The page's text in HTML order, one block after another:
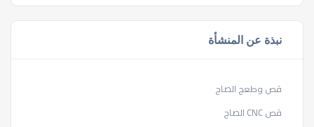
نبذة عن المنشأة
قص وطعج الصاج
قص CNC الصاج